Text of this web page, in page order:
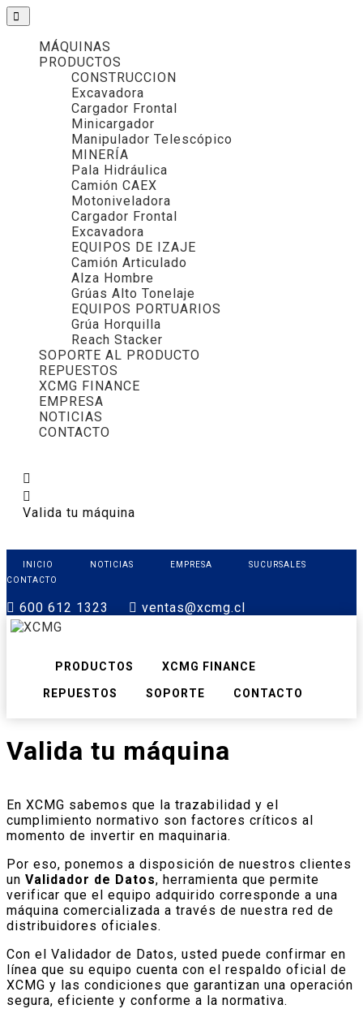
MÁQUINAS
PRODUCTOS
CONSTRUCCION
Excavadora
Cargador Frontal
Minicargador
Manipulador Telescópico
MINERÍA
Pala Hidráulica
Camión CAEX
Motoniveladora
Cargador Frontal
Excavadora
EQUIPOS DE IZAJE
Camión Articulado
Alza Hombre
Grúas Alto Tonelaje
EQUIPOS PORTUARIOS
Grúa Horquilla
Reach Stacker
SOPORTE AL PRODUCTO
REPUESTOS
XCMG FINANCE
EMPRESA
NOTICIAS
CONTACTO
Valida tu máquina
INICIO NOTICIAS EMPRESA
SUCURSALES
CONTACTO
600 612 1323 ventas@xcmg.cl
PRODUCTOS XCMG FINANCE
REPUESTOS SOPORTE CONTACTO
Valida tu máquina
En XCMG sabemos que la trazabilidad y el
cumplimiento normativo son factores críticos al
momento de invertir en maquinaria.
Por eso, ponemos a disposición de nuestros clientes
un Validador de Datos, herramienta que permite
verificar que el equipo adquirido corresponde a una
máquina comercializada a través de nuestra red de
distribuidores oficiales.
Con el Validador de Datos, usted puede confirmar en
línea que su equipo cuenta con el respaldo oficial de
XCMG y las condiciones que garantizan una operación
segura, eficiente y conforme a la normativa.